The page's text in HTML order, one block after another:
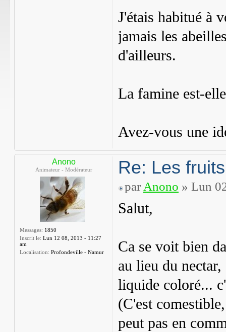
J'étais habitué à
jamais les
d'ailleurs.
La famine est-
Avez-vous une
Anono
Animateur - Modérateur
Messages: 1850
Inscrit le: Lun 12 08, 2013 - 11:27
am
Localisation: Profondeville - Namur
Re: Les
par Anono » Lun
Salut,
Ca se voit bien
au lieu du
liquide coloré...
(C'est
peut pas en